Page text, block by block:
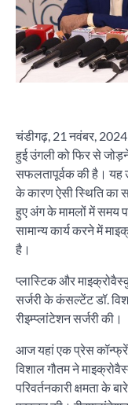
चंडीगढ़, 21 नवंबर, 2024
हुई उंगली को फिर से
सफलतापूर्वक की है। यह
के कारण ऐसी स्थिति का
हुए अंग के मामलों में समय
सामान्य कार्य करने में
है।
प्लास्टिक और
सर्जरी के कंसल्टेंट डॉ.
रीइम्प्लांटेशन सर्जरी की।
आज यहां एक प्रेस
विशाल गौतम ने
परिवर्तनकारी क्षमता के